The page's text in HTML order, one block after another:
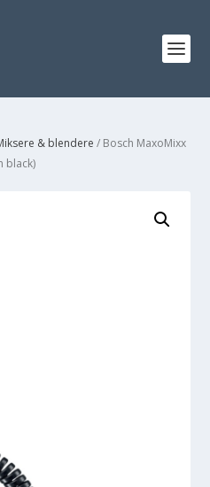
& blendere / Bosch MaxoMixx
black)